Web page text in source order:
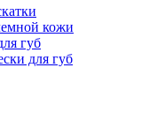
кожи
губ
для губ